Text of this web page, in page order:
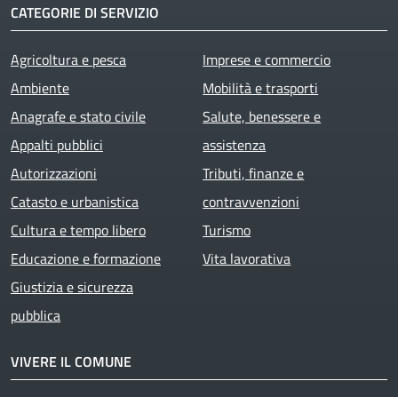
CATEGORIE DI SERVIZIO
Agricoltura e pesca
Ambiente
Anagrafe e stato civile
Appalti pubblici
Autorizzazioni
Catasto e urbanistica
Cultura e tempo libero
Educazione e formazione
Giustizia e sicurezza
pubblica
Imprese e commercio
Mobilità e trasporti
Salute, benessere e
assistenza
Tributi, finanze e
contravvenzioni
Turismo
Vita lavorativa
VIVERE IL COMUNE